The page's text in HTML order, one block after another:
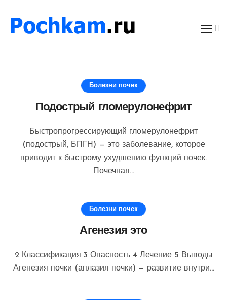
содержимому
Болезни почек
Подострый гломерулонефрит
Быстропрогрессирующий гломерулонефрит
(подострый, БПГН) — это заболевание, которое
приводит к быстрому ухудшению функций почек.
Почечная...
Болезни почек
Агенезия это
2 Классификация 3 Опасность 4 Лечение 5 Выводы
Агенезия почки (аплазия почки) — развитие внутри...